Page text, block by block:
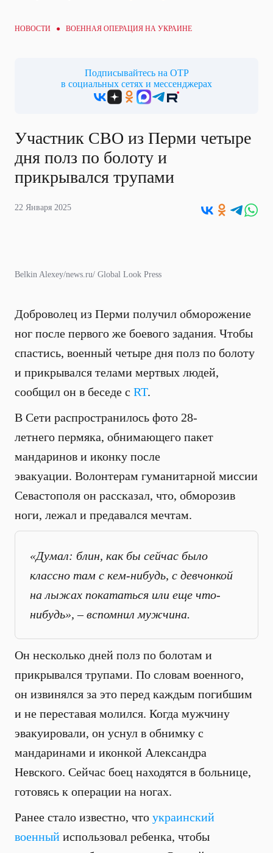
НОВОСТИ ● ВОЕННАЯ ОПЕРАЦИЯ НА УКРАИНЕ
Подписывайтесь на ОТР
в социальных сетях и мессенджерах
Участник СВО из Перми четыре
дня полз по болоту и
прикрывался трупами
22 Января 2025
Belkin Alexey/news.ru/ Global Look Press
Доброволец из Перми получил обморожение
ног после первого же боевого задания. Чтобы
спастись, военный четыре дня полз по болоту
и прикрывался телами мертвых людей,
сообщил он в беседе с RT.
В Сети распространилось фото 28-
летнего пермяка, обнимающего пакет
мандаринов и иконку после
эвакуации. Волонтерам гуманитарной миссии
Севастополя он рассказал, что, обморозив
ноги, лежал и предавался мечтам.
«Думал: блин, как бы сейчас было
классно там с кем-нибудь, с девчонкой
на лыжах покататься или еще что-
нибудь», – вспомнил мужчина.
Он несколько дней полз по болотам и
прикрывался трупами. По словам военного,
он извинялся за это перед каждым погибшим
и не переставая молился. Когда мужчину
эвакуировали, он уснул в обнимку с
мандаринами и иконкой Александра
Невского. Сейчас боец находятся в больнице,
готовясь к операции на ногах.
Ранее стало известно, что украинский
военный использовал ребенка, чтобы